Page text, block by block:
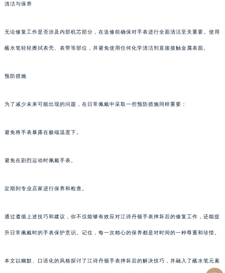
清洁与保养
无论修复工作是否涉及内部机芯部分，在送修前确保对手表进行全面清洁至关重要。使用
蘸水笔轻轻擦拭表壳、表带等部位，并避免使用任何化学清洁剂直接接触金属表面。
预防措施
为了减少未来可能出现的问题，在日常佩戴中采取一些预防措施同样重要：
避免将手表暴露在极端温度下。
避免在剧烈运动时佩戴手表。
定期到专业店家进行保养和检查。
通过遵循上述技巧和建议，你不仅能够有效应对江诗丹顿手表摔坏后的修复工作，还能提
升日常佩戴时的手表保护意识。记住，每一次精心的保养都是对时间的一种尊重和珍惜。
本文以幽默、口语化的风格探讨了江诗丹顿手表摔坏后的解决技巧，并融入了蘸水笔元素